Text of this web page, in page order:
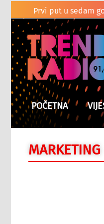
Prvi put u sedam
POČETNA
MARKETING